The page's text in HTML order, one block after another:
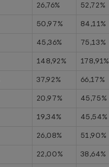
26,76%
52,72%
50,97%
84,11%
45,36%
75,13%
148,92%
178,91%
37,92%
66,17%
20,97%
45,75%
19,34%
45,54%
26,08%
51,90%
22,00%
38,64%